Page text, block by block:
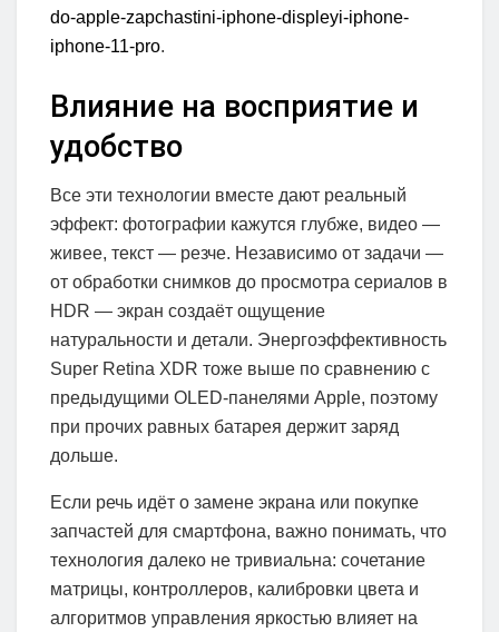
do-apple-zapchastini-iphone-displeyi-iphone-
iphone-11-pro.
Влияние на восприятие и
удобство
Все эти технологии вместе дают реальный
эффект: фотографии кажутся глубже, видео —
живее, текст — резче. Независимо от задачи —
от обработки снимков до просмотра сериалов в
HDR — экран создаёт ощущение
натуральности и детали. Энергоэффективность
Super Retina XDR тоже выше по сравнению с
предыдущими OLED‑панелями Apple, поэтому
при прочих равных батарея держит заряд
дольше.
Если речь идёт о замене экрана или покупке
запчастей для смартфона, важно понимать, что
технология далеко не тривиальна: сочетание
матрицы, контроллеров, калибровки цвета и
алгоритмов управления яркостью влияет на